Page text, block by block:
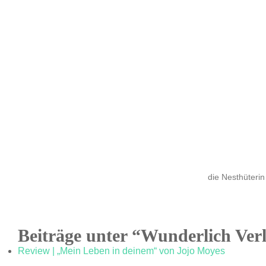
die Nesthüterin
Beiträge unter “Wunderlich
Review | „Mein Leben in deinem“ von Jojo Moyes